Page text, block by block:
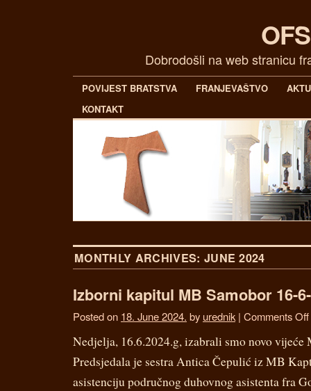
Dobrodošli na web stranicu
POVIJEST BRATSTVA FRANJEVAŠTVO
KONTAKT
MONTHLY ARCHIVES: JUNE 2024
Izborni kapitul MB Samobor 16-
Posted on 18. June 2024. by urednik | Comments Off
Nedjelja, 16.6.2024.g, izabrali smo novo vijeće
Predsjedala je sestra Antica Čepulić iz MB
asistenciju područnog duhovnog asistenta fra